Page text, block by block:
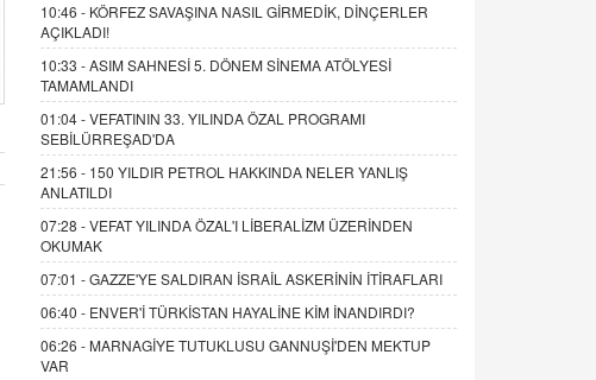
10:46 - KÖRFEZ SAVAŞINA NASIL GİRMEDİK, DİNÇERLER
AÇIKLADI!
10:33 -ASIM SAHNESİ 5. DÖNEM SİNEMA ATÖLYESİ
TAMAMLANDI
01:04 -VEFATININ 33. YILINDA ÖZAL PROGRAMI
SEBİLÜRREŞAD'DA
21:56 - 150 YILDIR PETROL HAKKINDA NELER YANLIŞ
ANLATILDI
07:28 -VEFAT YILINDA ÖZAL'I LİBERALİZM ÜZERİNDEN
OKUMAK
07:01 -GAZZE'YE SALDIRAN İSRAİL ASKERİNİN İTİRAFLARI
06:40 - ENVER'İ TÜRKİSTAN HAYALİNE KİM İNANDIRDI?
06:26 - MARNAGİYE TUTUKLUSU GANNUŞİ'DEN MEKTUP
VAR